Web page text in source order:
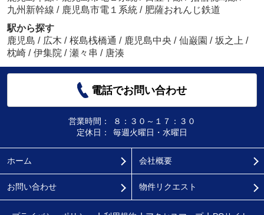
九州新幹線 / 鹿児島市電１系統 / 肥薩おれんじ鉄道
駅から探す
鹿児島 / 広木 / 桜島桟橋通 / 鹿児島中央 / 仙巌園 / 坂之上 /
枕崎 / 伊集院 / 瀬々串 / 唐湊
電話でお問い合わせ
営業時間：
８：３０～１７：３０
定休日：
毎週火曜日・水曜日
ホーム 会社概要
お問い合わせ 物件リクエスト